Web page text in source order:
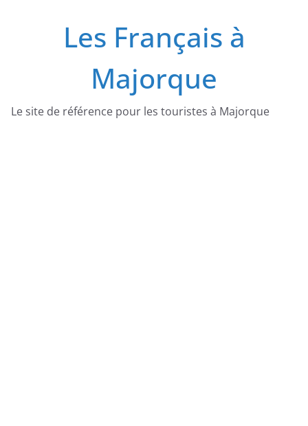
Les Français à
Majorque
Le site de référence pour les touristes à Majorque